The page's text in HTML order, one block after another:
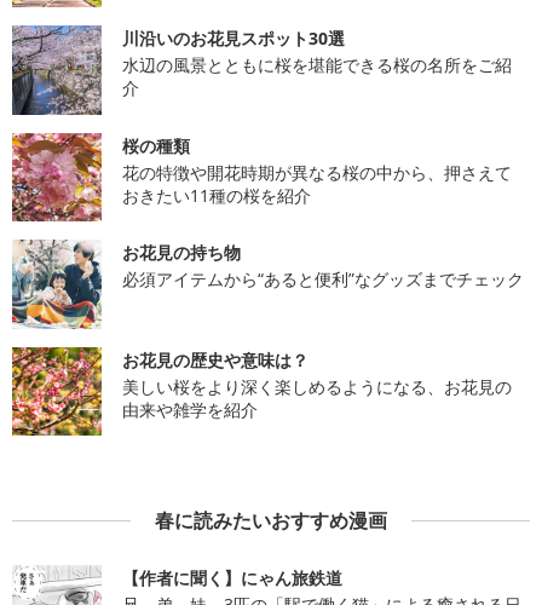
川沿いのお花見スポット30選
水辺の風景とともに桜を堪能できる桜の名所をご紹
介
桜の種類
花の特徴や開花時期が異なる桜の中から、押さえて
おきたい11種の桜を紹介
お花見の持ち物
必須アイテムから“あると便利”なグッズまでチェック
お花見の歴史や意味は？
美しい桜をより深く楽しめるようになる、お花見の
由来や雑学を紹介
春に読みたいおすすめ漫画
【作者に聞く】にゃん旅鉄道